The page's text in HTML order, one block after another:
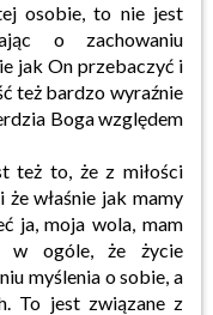
osobie, to nie jest
o zachowaniu
jak On przebaczyć i
też bardzo wyraźnie
Boga względem
też to, że z miłości
właśnie jak mamy
ja, moja wola, mam
w ogóle, że życie
myślenia o sobie, a
To jest związane z